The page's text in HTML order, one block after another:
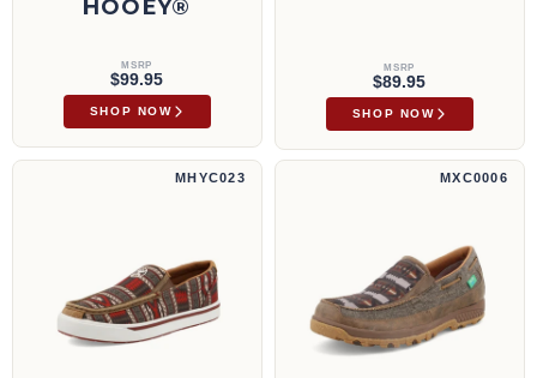
HOOEY®
MSRP
$99.95
SHOP NOW
MSRP
$89.95
SHOP NOW
Zapato de dedo sin cordones Hooey® | MHYC023
MHYC023
Mocasines de conducción sin cordones |
MXC0006